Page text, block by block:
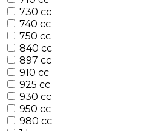
730 cc
740 cc
750 cc
840 cc
897 cc
910 cc
925 cc
930 cc
950 cc
980 cc